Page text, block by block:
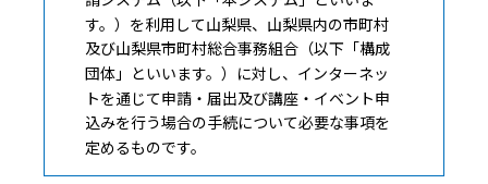
す。）を利用して山梨県、山梨県内の市町村
及び山梨県市町村総合事務組合（以下「構成
団体」といいます。）に対し、インターネッ
トを通じて申請・届出及び講座・イベント申
込みを行う場合の手続について必要な事項を
定めるものです。